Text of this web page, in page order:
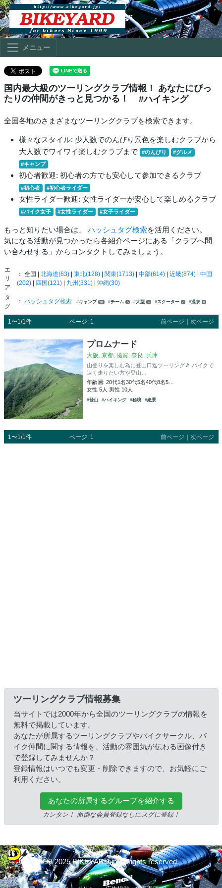
メニュー
国内最大級のツーリングクラブ情報！ あなたにぴっ
たりの仲間がきっと見つかる！
#ハイキング
全国各地のさまざまなツーリングクラブを検索できます。
様々なスタイル: 少人数でのんびり景色を楽しむクラブから
大人数でワイワイ楽しむクラブまで
#のんびり
#グルメ
#キャンプ
初心者歓迎: 初心者の方でも安心して参加できるクラブ
#初心者 #初心者ライダー
女性ライダー歓迎: 女性ライダーが安心して楽しめるクラブ
#バイク女子 #女性ライダー #女子ライダー
もっと知りたい場合は、 ハッシュタグ検索を活用ください。
気になる活動が見つかったら各紹介ページにある「クラブへ問
い合わせする」からコンタクトしてみましょう。
エ
リ
ア
： 全国 | 北海道(63)| 東北(128)| 関東(1713)| 中部(614)| 近畿(874)| 中国
(202)| 四国(121)| 九州(331)| 沖縄(30)
タ
グ
： ハッシュタグ検索 #キャンプ 18 #チーム 5 #大型 6 #スクーター 7 #温泉 8
1〜1/1件 ページ: 1 前ページ 次ページ
プロムナード
大阪, 京都, 滋賀, 奈良, 兵庫
山登りを楽しむ為に登山口迄ツーリング🎵 バイクで
速く走りたい方や登山…
年齢層: 20代1名30代5名40代8名5…
女性 5人 男性 10人
#登山 #ハイキング #秘境 #絶景
1〜1/1件 ページ: 1 前ページ ｜ 次ページ
ツーリングクラブ情報募集
当サイトでは2000年から全国のツーリングクラブの情報を
無料で掲載しています。
あなたが所属するツーリングクラブやバイクサークル、バ
イク仲間に関する情報を、活動の雰囲気が伝わる画像付き
で登録してみませんか？
登録情報はいつでも変更・削除できますので、お気軽にご
利用ください。
あなたの所属するグループを紹介する
カンタン！ 面倒な会員登録なしにスグに登録！
© 1999-2025 BIKEYARD.jp All rights reserved.